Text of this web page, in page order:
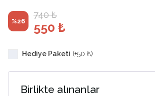
%26
740 ₺
550 ₺
Hediye Paketi (+50 ₺)
Birlikte alınanlar